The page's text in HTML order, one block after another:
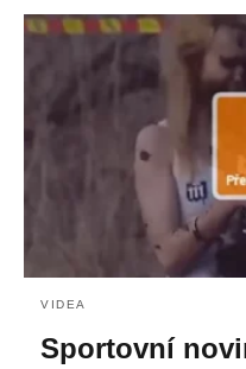
VIDEA
Sportovní